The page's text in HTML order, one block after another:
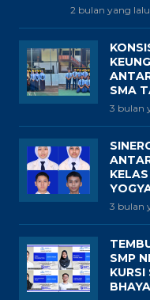
2 bulan yang lalu
SMA
3 bulan
3 bulan
SMP